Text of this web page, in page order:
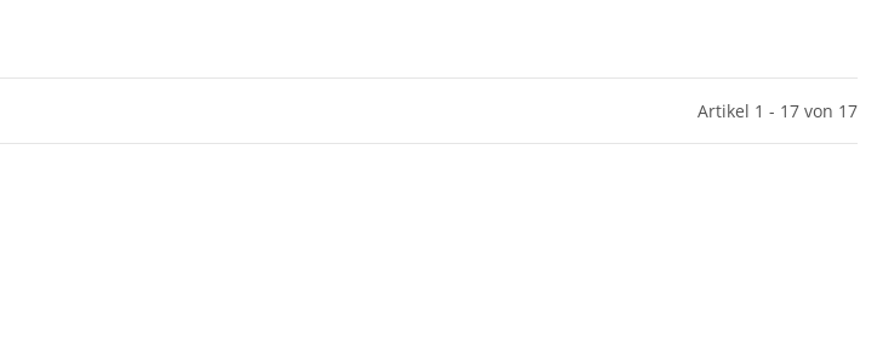
Artikel 1 - 17 von 17